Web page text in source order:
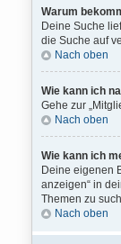
Warum
Deine Suche
die Suche auf
Nach oben
Wie kann ich
Gehe zur
Nach oben
Wie kann ich
Deine eigenen
anzeigen“ in
Themen zu
Nach oben